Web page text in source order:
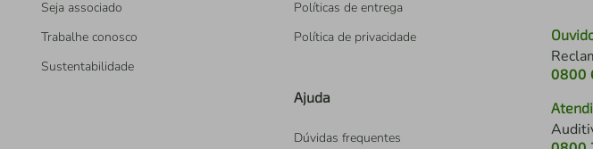
Seja associado
Trabalhe conosco
Sustentabilidade
Políticas de entrega
Política de privacidade
Ajuda
Dúvidas frequentes
0800